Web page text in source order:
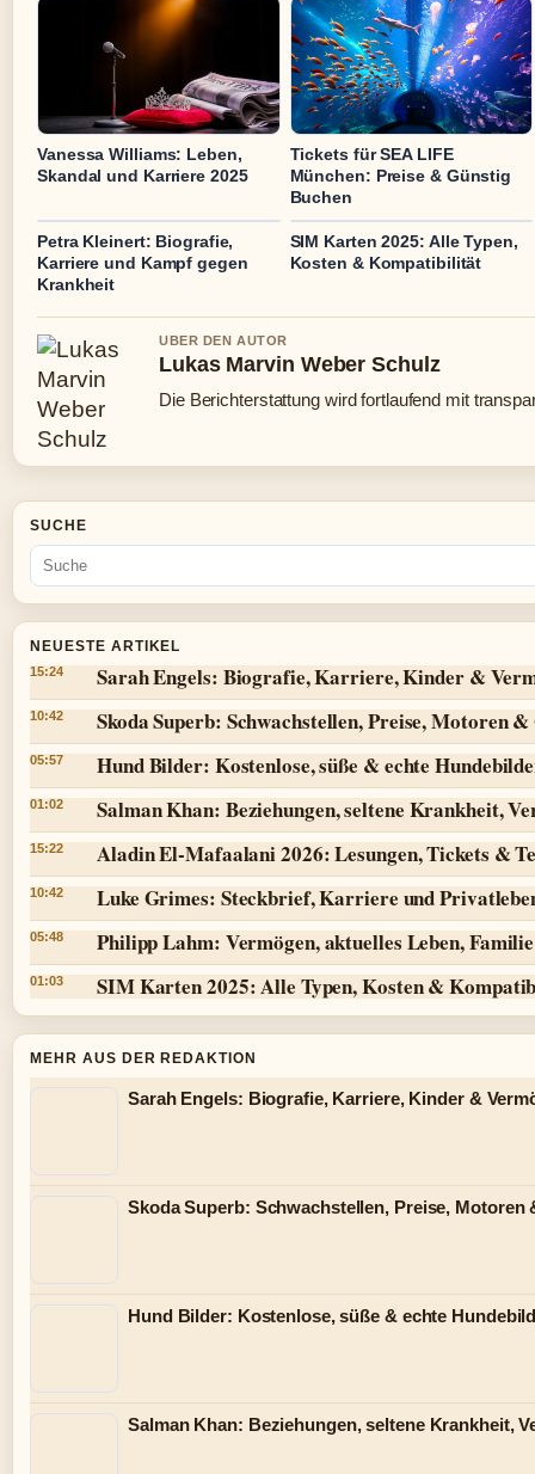
Vanessa Williams: Leben,
Skandal und Karriere 2025
Tickets für SEA LIFE
München: Preise & Günstig
Buchen
Petra Kleinert: Biografie,
Karriere und Kampf gegen
Krankheit
SIM Karten 2025: Alle Typen,
Kosten & Kompatibilität
UBER DEN AUTOR
Lukas Marvin Weber Schulz
Die Berichterstattung wird fortlaufend mit
SUCHE
NEUESTE ARTIKEL
15:24 Sarah Engels: Biografie, Karriere, Kinder &
10:42 Skoda Superb: Schwachstellen, Preise, Motoren
05:57 Hund Bilder: Kostenlose, süße & echte
01:02 Salman Khan: Beziehungen, seltene Krankheit,
15:22 Aladin El-Mafaalani 2026: Lesungen, Tickets &
10:42 Luke Grimes: Steckbrief, Karriere und
05:48 Philipp Lahm: Vermögen, aktuelles Leben,
01:03 SIM Karten 2025: Alle Typen, Kosten &
MEHR AUS DER REDAKTION
Sarah Engels: Biografie, Karriere, Kinder &
Skoda Superb: Schwachstellen, Preise, Motoren
Hund Bilder: Kostenlose, süße & echte
Salman Khan: Beziehungen, seltene Krankheit,